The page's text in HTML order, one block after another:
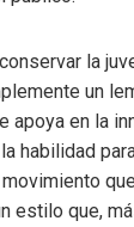
la
un
apoya en la
habilidad
estilo que,